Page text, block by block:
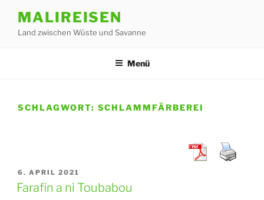
Inhalt
springen
MALIREISEN
Land zwischen Wüste und Savanne
Menü
SCHLAGWORT: SCHLAMMFÄRBEREI
VERÖFFENTLICHT
AM
6. APRIL 2021
Farafin a ni Toubabou